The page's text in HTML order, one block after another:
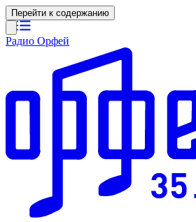
Перейти к содержанию
Радио Орфей